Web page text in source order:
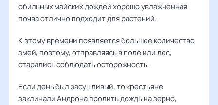
обильных майских дождей хорошо увлажненная
почва отлично подходит для растений.
К этому времени появляется большее количество
змей, поэтому, отправляясь в поле или лес,
старались соблюдать осторожность.
Если день был засушливый, то крестьяне
заклинали Андрона пролить дождь на зерно,